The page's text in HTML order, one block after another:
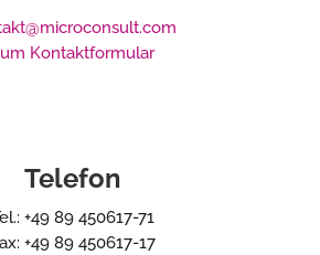
Kontaktformular
Telefon
+49 89 450617-71
+49 89 450617-17